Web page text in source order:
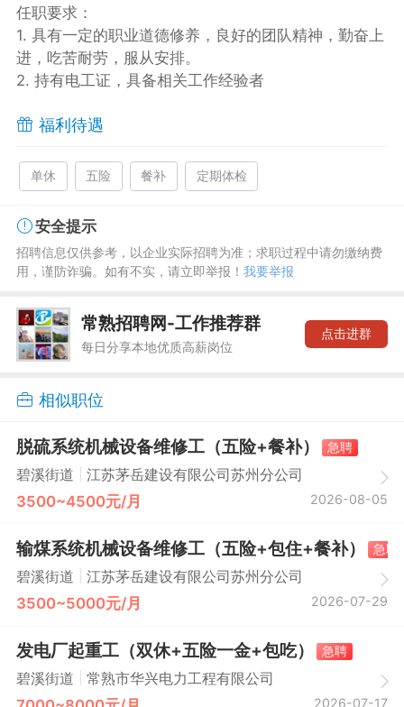
任职要求：
1. 具有一定的职业道德修养，良好的团队精神，勤奋上
进，吃苦耐劳，服从安排。
2. 持有电工证，具备相关工作经验者
福利待遇
单休 五险 餐补 定期体检
安全提示
招聘信息仅供参考，以企业实际招聘为准；求职过程中请勿缴纳费
用，谨防诈骗。如有不实，请立即举报！ 我要举报
常熟招聘网-工作推荐群
每日分享本地优质高薪岗位
点击进群
相似职位
脱硫系统机械设备维修工（五险+餐补）
急聘
碧溪街道
江苏茅岳建设有限公司苏州分公司
3500~4500元/月 2026-08-05
输煤系统机械设备维修工（五险+包住+餐补）
急聘
碧溪街道
江苏茅岳建设有限公司苏州分公司
3500~5000元/月 2026-07-29
发电厂起重工（双休+五险一金+包吃）
急聘
碧溪街道
常熟市华兴电力工程有限公司
2026-07-17